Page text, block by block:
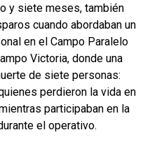
y siete meses, también
cuando abordaban un
en el Campo Paralelo
Victoria, donde una
de siete personas:
perdieron la vida en
participaban en la
el operativo.